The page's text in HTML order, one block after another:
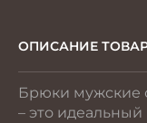
ОПИСАНИЕ
Брюки мужские
– это